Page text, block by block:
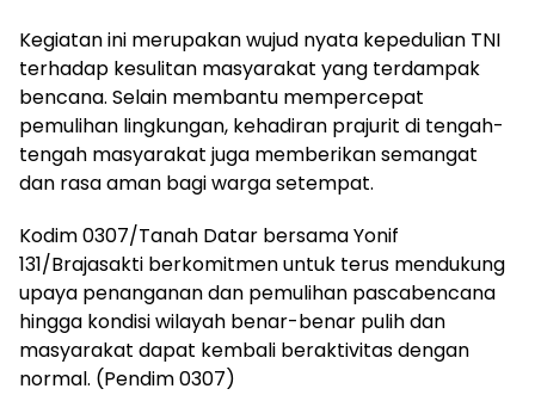
Kegiatan ini merupakan wujud nyata kepedulian TNI
terhadap kesulitan masyarakat yang terdampak
bencana. Selain membantu mempercepat
pemulihan lingkungan, kehadiran prajurit di tengah-
tengah masyarakat juga memberikan semangat
dan rasa aman bagi warga setempat.
Kodim 0307/Tanah Datar bersama Yonif
131/Brajasakti berkomitmen untuk terus mendukung
upaya penanganan dan pemulihan pascabencana
hingga kondisi wilayah benar-benar pulih dan
masyarakat dapat kembali beraktivitas dengan
normal. (Pendim 0307)